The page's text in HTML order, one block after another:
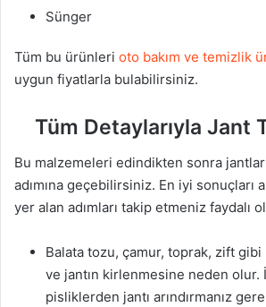
Sünger
Tüm bu ürünleri oto bakım ve temizlik
uygun fiyatlarla bulabilirsiniz.
Tüm Detaylarıyla Jant
Bu malzemeleri edindikten sonra
adımına geçebilirsiniz. En iyi sonuçları
yer alan adımları takip etmeniz faydalı
Balata tozu, çamur, toprak, zift
ve jantın kirlenmesine neden olur.
pisliklerden jantı arındırmanız